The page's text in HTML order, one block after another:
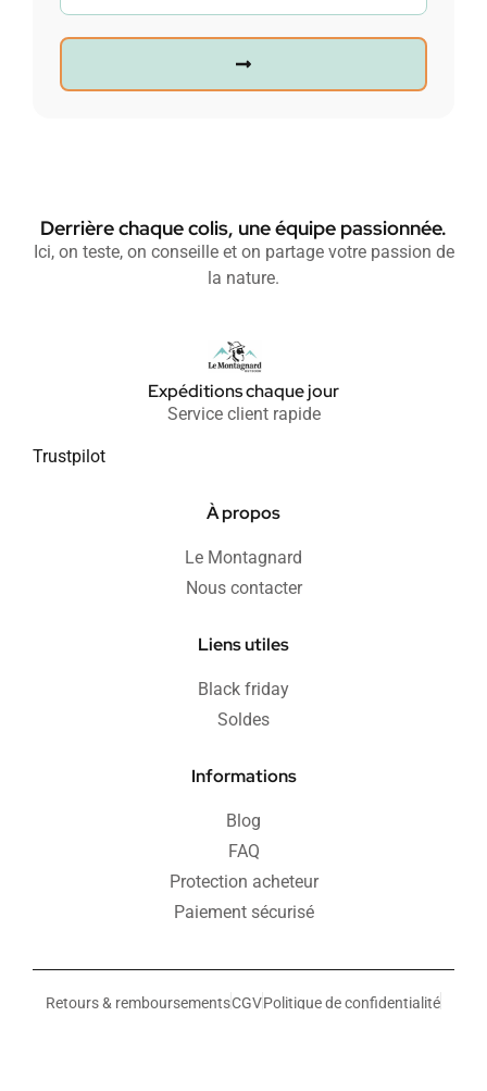
Derrière chaque colis, une équipe passionnée.
Ici, on teste, on conseille et on partage votre passion de
la nature.
Expéditions chaque jour
Service client rapide
Trustpilot
À propos
Le Montagnard
Nous contacter
Liens utiles
Black friday
Soldes
Informations
Blog
FAQ
Protection acheteur
Paiement sécurisé
Retours & remboursementsCGVPolitique de confidentialité